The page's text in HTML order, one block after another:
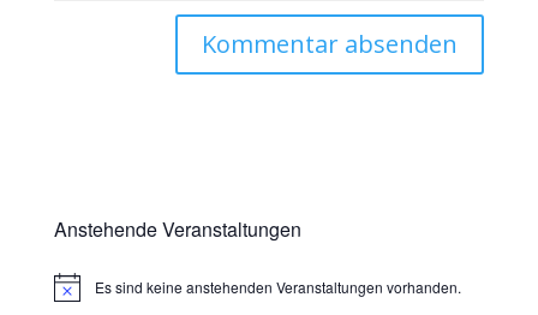
Anstehende Veranstaltungen
HinweisEs sind keine anstehenden Veranstaltungen vorhanden.